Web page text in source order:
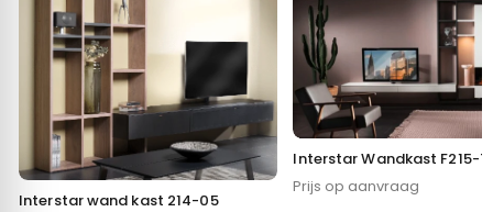
Interstar wand kast 214-05
Interstar Wandkast F215-
Prijs op aanvraag